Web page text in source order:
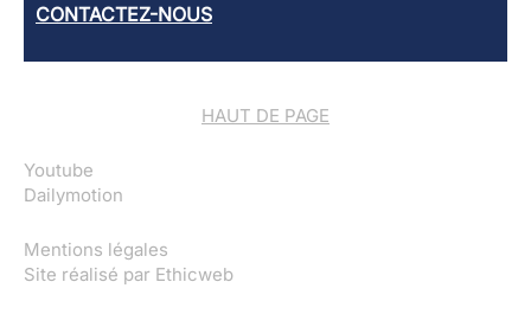
CONTACTEZ-NOUS
HAUT DE PAGE
Youtube
Dailymotion
Mentions légales
Site réalisé par Ethicweb